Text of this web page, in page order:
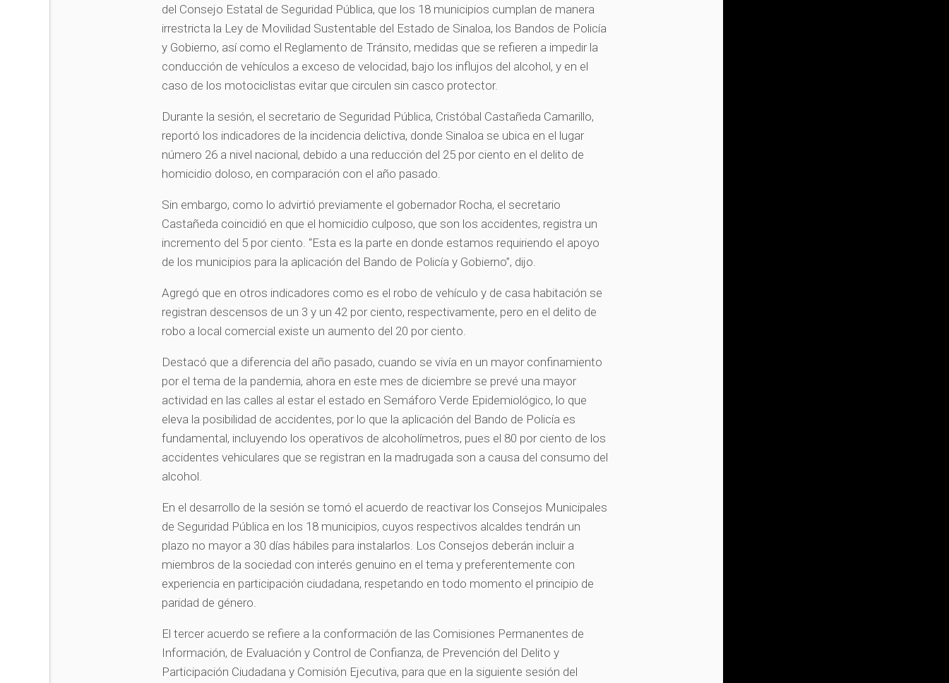
del Consejo Estatal de Seguridad Pública, que los 18 municipios cumplan de manera
irrestricta la Ley de Movilidad Sustentable del Estado de Sinaloa, los Bandos de Policía
y Gobierno, así como el Reglamento de Tránsito, medidas que se refieren a impedir la
conducción de vehículos a exceso de velocidad, bajo los influjos del alcohol, y en el
caso de los motociclistas evitar que circulen sin casco protector.
Durante la sesión, el secretario de Seguridad Pública, Cristóbal Castañeda Camarillo,
reportó los indicadores de la incidencia delictiva, donde Sinaloa se ubica en el lugar
número 26 a nivel nacional, debido a una reducción del 25 por ciento en el delito de
homicidio doloso, en comparación con el año pasado.
Sin embargo, como lo advirtió previamente el gobernador Rocha, el secretario
Castañeda coincidió en que el homicidio culposo, que son los accidentes, registra un
incremento del 5 por ciento. “Esta es la parte en donde estamos requiriendo el apoyo
de los municipios para la aplicación del Bando de Policía y Gobierno”, dijo.
Agregó que en otros indicadores como es el robo de vehículo y de casa habitación se
registran descensos de un 3 y un 42 por ciento, respectivamente, pero en el delito de
robo a local comercial existe un aumento del 20 por ciento.
Destacó que a diferencia del año pasado, cuando se vivía en un mayor confinamiento
por el tema de la pandemia, ahora en este mes de diciembre se prevé una mayor
actividad en las calles al estar el estado en Semáforo Verde Epidemiológico, lo que
eleva la posibilidad de accidentes, por lo que la aplicación del Bando de Policía es
fundamental, incluyendo los operativos de alcoholímetros, pues el 80 por ciento de los
accidentes vehiculares que se registran en la madrugada son a causa del consumo del
alcohol.
En el desarrollo de la sesión se tomó el acuerdo de reactivar los Consejos Municipales
de Seguridad Pública en los 18 municipios, cuyos respectivos alcaldes tendrán un
plazo no mayor a 30 días hábiles para instalarlos. Los Consejos deberán incluir a
miembros de la sociedad con interés genuino en el tema y preferentemente con
experiencia en participación ciudadana, respetando en todo momento el principio de
paridad de género.
El tercer acuerdo se refiere a la conformación de las Comisiones Permanentes de
Información, de Evaluación y Control de Confianza, de Prevención del Delito y
Participación Ciudadana y Comisión Ejecutiva, para que en la siguiente sesión del